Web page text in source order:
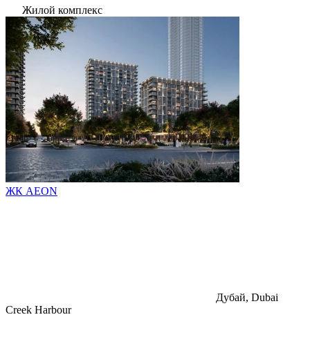
Жилой комплекс
ЖК AEON
Дубай, Dubai
Creek Harbour